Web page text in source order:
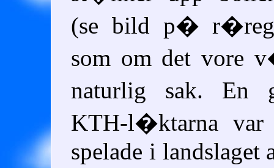
(se bild p�
som om det vore
naturlig sak. En
KTH-l�ktarna
spelade i landslaget